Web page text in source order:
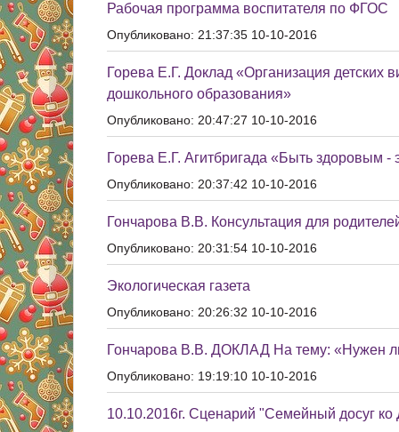
Рабочая программа воспитателя по ФГОС
Опубликовано: 21:37:35 10-10-2016
Горева Е.Г. Доклад «Организация детских
дошкольного образования»
Опубликовано: 20:47:27 10-10-2016
Горева Е.Г. Агитбригада «Быть здоровым -
Опубликовано: 20:37:42 10-10-2016
Гончарова В.В. Консультация для
Опубликовано: 20:31:54 10-10-2016
Экологическая газета
Опубликовано: 20:26:32 10-10-2016
Гончарова В.В. ДОКЛАД На тему: «Нужен
Опубликовано: 19:19:10 10-10-2016
10.10.2016г. Сценарий "Семейный досуг